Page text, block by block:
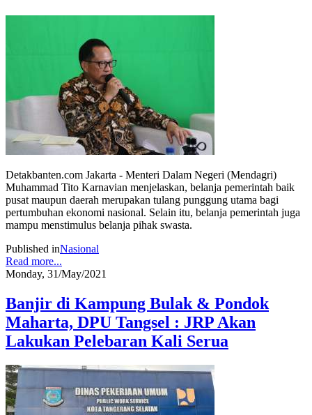
Detakbanten.com Jakarta - Menteri Dalam Negeri (Mendagri)
Muhammad Tito Karnavian menjelaskan, belanja pemerintah baik
pusat maupun daerah merupakan tulang punggung utama bagi
pertumbuhan ekonomi nasional. Selain itu, belanja pemerintah juga
mampu menstimulus belanja pihak swasta.
Published inNasional
Read more...
Monday, 31/May/2021
Banjir di Kampung Bulak & Pondok
Maharta, DPU Tangsel : JRP Akan
Lakukan Pelebaran Kali Serua